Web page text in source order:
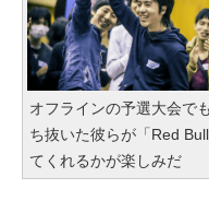
オフラインの予選大会で
ち抜いた彼らが「Red
てくれるかが楽しみだ